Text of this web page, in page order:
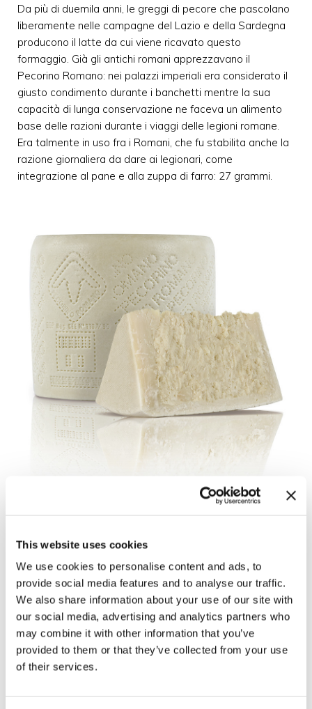
This website uses cookies
We use cookies to personalise content and ads, to
provide social media features and to analyse our traffic.
We also share information about your use of our site with
our social media, advertising and analytics partners who
may combine it with other information that you’ve
provided to them or that they’ve collected from your use
of their services.
Da più di duemila anni, le greggi di pecore che pascolano
liberamente nelle campagne del Lazio e della Sardegna
producono il latte da cui viene ricavato questo
formaggio. Già gli antichi romani apprezzavano il
Pecorino Romano: nei palazzi imperiali era considerato il
giusto condimento durante i banchetti mentre la sua
capacità di lunga conservazione ne faceva un alimento
base delle razioni durante i viaggi delle legioni romane.
Era talmente in uso fra i Romani, che fu stabilita anche la
razione giornaliera da dare ai legionari, come
integrazione al pane e alla zuppa di farro: 27 grammi.
La lavorazione del Pecorino Romano, limitata alle
regioni del Lazio, della Sardegna e alla provincia di
Grosseto in Toscana, il frutto di secoli di esperienza.
I passaggi fondamentali sono affidati ancora oggi
alla mano dell’uomo, in particolare a quelle esperte
del “casaro” e del “salatore”.